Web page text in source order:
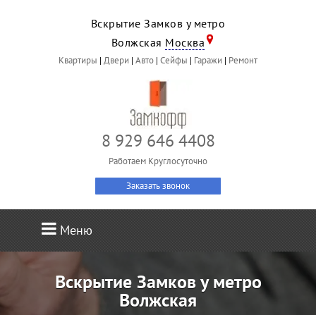
Вскрытие Замков у метро
Волжская Москва
Квартиры | Двери | Авто | Сейфы | Гаражи | Ремонт
8 929 646 4408
Работаем Круглосуточно
Заказать звонок
Меню
Вскрытие Замков у метро
Волжская